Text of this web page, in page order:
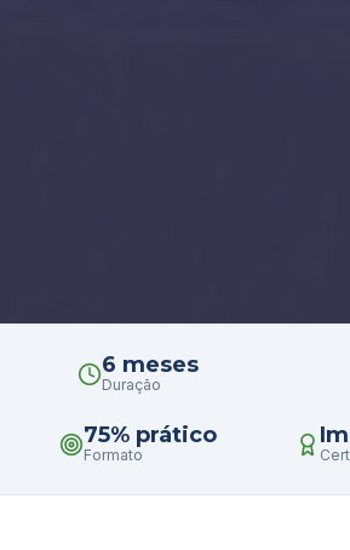
6 meses
Duração
75% prático
Formato